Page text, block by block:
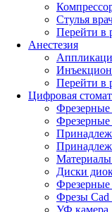
Стулья
Перейти в
Анестезия
Перейти в
Цифровая
Фрезерные
Фрезерные
Материалы
Диски
Фрезерные
Фрезы Cad
УФ камера